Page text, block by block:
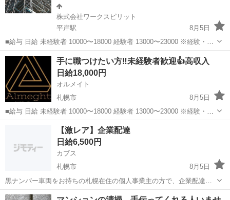
株式会社ワークスピリット
平岸駅
8月5日
■給与 日給 未経験者 10000〜18000 経験者 13000〜23000 ※経験・能
力・資格を考慮します ■勤務地 ほとんど現場直行直帰です！ 免許がな
い方、車がない方は送迎あり ■雇用形態...
北海道 札幌市 平岸駅 鳶職 足場
手に職つけたい方‼️未経験者歓迎👍高収入
日給18,000円
オルメイト
札幌市
8月5日
■給与 日給 未経験者 10000〜18000 経験者 13000〜23000 ※経験・能
力・資格を考慮します ■勤務地 ほとんど現場直行直帰です！ 免許がな
い方、車がない方は送迎あり ■雇用形態 正社...
鳶職 従業員
【激レア】企業配達
日給6,500円
カブス
札幌市
8月5日
黒ナンバー車両をお持ちの札幌在住の個人事業主の方で、企業配達を
募集致します。詳細は以下の通りとなります。 勤務時間 ・(仕分け～
北海道 札幌市 レア